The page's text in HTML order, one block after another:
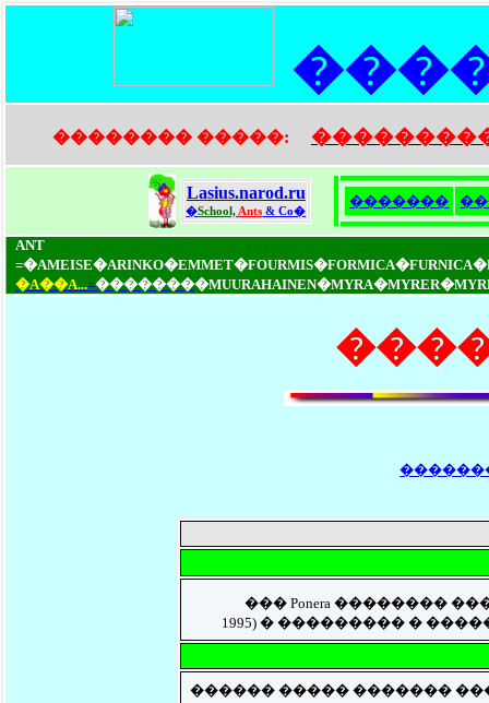
�������� �����:
Lasius.narod.ru
�School, Ants & Co�
�������
ANT
�A��A...=�������
�������
��� Ponera ��������
1995) � ��������� � �����
������ ����� �������